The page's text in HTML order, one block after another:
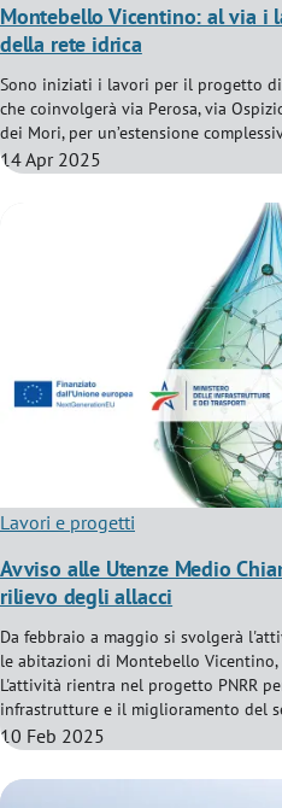
Montebello Vicentino: al via i
della rete idrica
Sono iniziati i lavori per il progetto
che coinvolgerà via Perosa, via
dei Mori, per un’estensione
14 Apr 2025
Lavori e progetti
Avviso alle Utenze Medio
rilievo degli allacci
Da febbraio a maggio si svolgerà
le abitazioni di Montebello Vicentino,
L'attività rientra nel progetto PNRR
infrastrutture e il miglioramento del
10 Feb 2025